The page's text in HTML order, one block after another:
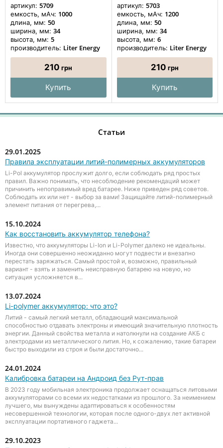
артикул: 5709
емкость, мАч: 1000
длина, мм: 50
ширина, мм: 34
высота, мм: 5
производитель: Liter Energy
210 грн
Купить
артикул: 5703
емкость, мАч: 1200
длина, мм: 50
ширина, мм: 34
высота, мм: 6
производитель: Liter Energy
210 грн
Купить
Статьи
29.01.2025
Правила эксплуатации литий-полимерных аккумуляторов
Li-Pol аккумулятор прослужит долго, если соблюдать ряд простых
правил. Важно понимать, что несоблюдение рекомендаций может
причинить непоправимый вред батарее. Ниже приведен ряд советов.
Соблюдать их или нет - выбор за вами! Защищайте литий-полимерный
элемент питания от перегрева,...
15.10.2024
Как восстановить аккумулятор телефона?
Известно, что аккумуляторы Li-Ion и Li-Polymer далеко не идеальны.
Иногда они совершенно неожиданно могут подвести и внезапно
перестать заряжаться. Самый простой и, возможно, правильный
вариант - взять и заменить неисправную батарею на новую, но
ситуация усложняется в...
13.07.2024
Li-polymer аккумулятор: что это?
Литий - самый легкий металл, обладающий максимальной
способностью отдавать электроны и имеющий значительную плотность
энергии. Данный свойства металла и натолкнули на создание АКБ с
электродами из металлического лития. Но, к сожалению, такие батареи
быстро выходили из строя и были достаточно...
24.01.2024
Калибровка батареи на Андроид без Рут-прав
В 2023 году мобильная электроника продолжает оснащаться литовыми
аккумуляторами со всеми их недостатками из прошлого. За неимением
лучшего, мы вынуждены адаптироваться к особенностям
несовершенной технологии, которая после одного-двух лет активной
эксплуатации портативного гаджета...
29.10.2023